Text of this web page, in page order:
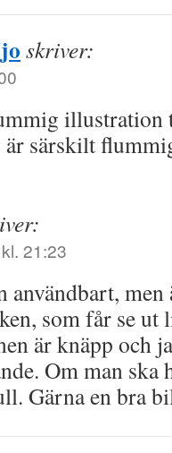
skriver:
särskilt
21:23
användbart,
som får se ut
är knäpp och
Om man ska
Gärna en bra